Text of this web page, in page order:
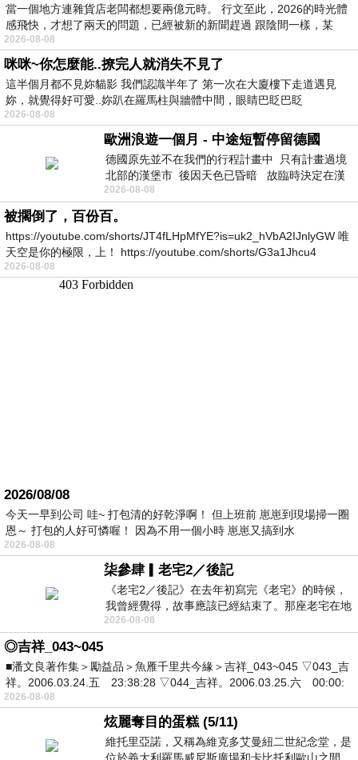
當一個地方連雜貨店老闆都想要兩億元時。 行文至此，2026的時光體
感飛快，才想了兩天的問題，已經被新的新聞趕過 跟陰間一樣，某
2026-08-08
咪咪~你怎麼能..撩完人就消失不見了
這半個月都不見妳貓影 我們認識半年了 第一次在大廈樓下走道遇見
妳，就覺得好可愛..妳趴在羅馬柱與牆體中間，眼睛巴眨巴眨
2026-08-08
歐洲浪遊一個月 - 中途短暫停留德國
德國原先並不在我們的行程計畫中 只有計畫過境
北部的漢堡市 後因天色已昏暗 故臨時決定在漢
堡市吃晚餐和過夜
2026-08-08
被擱倒了，百份百。
https://youtube.com/shorts/JT4fLHpMfYE?is=uk2_hVbA2IJnlyGW 唯
天空是你的極限，上！ https://youtube.com/shorts/G3a1Jhcu4
2026-08-08
2026/08/08
今天一早到公司 哇~ 打包清的好乾淨啊！ 但上班前 崽崽到現場掃一圈
恩～ 打包的人好可憐喔！ 因為不用一個小時 崽崽又搞到水
2026-08-08
柒參肆▎老宅2／後記
《老宅2／後記》在去年初寫完《老宅》的時候，
我曾經覺得，故事應該已經結束了。那座老宅在地
震中倒塌，七個人終於離開那片黑暗，
2026-08-08
◎吉祥_043~045
■潘文良著作集＞勵益品＞魚雁千里共今緣＞吉祥_043~045 ▽043_吉
祥。2006.03.24.五 23:38:28 ▽044_吉祥。2006.03.25.六 00:00:
2026-08-08
炫麗奪目的蛋糕 (5/11)
維托里亞諾，又稱為維克多艾曼紐二世紀念堂，是